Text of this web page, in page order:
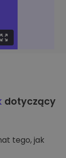
dotyczący
tego, jak